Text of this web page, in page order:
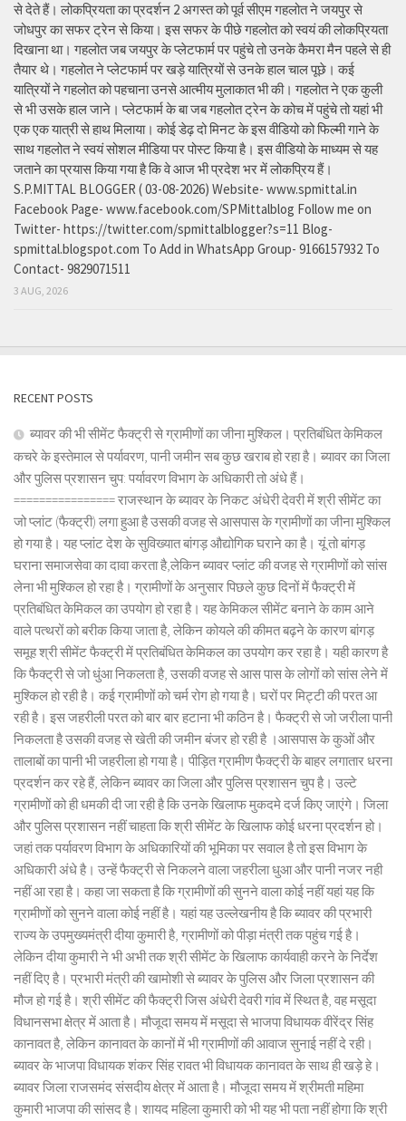
से देते हैं। लोकप्रियता का प्रदर्शन 2 अगस्त को पूर्व सीएम गहलोत ने जयपुर से
जोधपुर का सफर ट्रेन से किया। इस सफर के पीछे गहलोत को स्वयं की लोकप्रियता
दिखाना था। गहलोत जब जयपुर के प्लेटफार्म पर पहुंचे तो उनके कैमरा मैन पहले से ही
तैयार थे। गहलोत ने प्लेटफार्म पर खड़े यात्रियों से उनके हाल चाल पूछे। कई
यात्रियों ने गहलोत को पहचाना उनसे आत्मीय मुलाकात भी की। गहलोत ने एक कुली
से भी उसके हाल जाने। प्लेटफार्म के बा जब गहलोत ट्रेन के कोच में पहुंचे तो यहां भी
एक एक यात्री से हाथ मिलाया। कोई डेढ़ दो मिनट के इस वीडियो को फिल्मी गाने के
साथ गहलोत ने स्वयं सोशल मीडिया पर पोस्ट किया है। इस वीडियो के माध्यम से यह
जताने का प्रयास किया गया है कि वे आज भी प्रदेश भर में लोकप्रिय हैं।
S.P.MITTAL BLOGGER ( 03-08-2026) Website- www.spmittal.in
Facebook Page- www.facebook.com/SPMittalblog Follow me on
Twitter- https://twitter.com/spmittalblogger?s=11 Blog-
spmittal.blogspot.com To Add in WhatsApp Group- 9166157932 To
Contact- 9829071511
3 AUG, 2026
RECENT POSTS
ब्यावर की भी सीमेंट फैक्ट्री से ग्रामीणों का जीना मुश्किल। प्रतिबंधित केमिकल
कचरे के इस्तेमाल से पर्यावरण, पानी जमीन सब कुछ खराब हो रहा है। ब्यावर का जिला
और पुलिस प्रशासन चुप: पर्यावरण विभाग के अधिकारी तो अंधे हैं।
================ राजस्थान के ब्यावर के निकट अंधेरी देवरी में श्री सीमेंट का
जो प्लांट (फैक्ट्री) लगा हुआ है उसकी वजह से आसपास के ग्रामीणों का जीना मुश्किल
हो गया है। यह प्लांट देश के सुविख्यात बांगड़ औद्योगिक घराने का है। यूं तो बांगड़
घराना समाजसेवा का दावा करता है,लेकिन ब्यावर प्लांट की वजह से ग्रामीणों को सांस
लेना भी मुश्किल हो रहा है। ग्रामीणों के अनुसार पिछले कुछ दिनों में फैक्ट्री में
प्रतिबंधित केमिकल का उपयोग हो रहा है। यह केमिकल सीमेंट बनाने के काम आने
वाले पत्थरों को बरीक किया जाता है, लेकिन कोयले की कीमत बढ़ने के कारण बांगड़
समूह श्री सीमेंट फैक्ट्री में प्रतिबंधित केमिकल का उपयोग कर रहा है। यही कारण है
कि फैक्ट्री से जो धुंआ निकलता है, उसकी वजह से आस पास के लोगों को सांस लेने में
मुश्किल हो रही है। कई ग्रामीणों को चर्म रोग हो गया है। घरों पर मिट्टी की परत आ
रही है। इस जहरीली परत को बार बार हटाना भी कठिन है। फैक्ट्री से जो जरीला पानी
निकलता है उसकी वजह से खेती की जमीन बंजर हो रही है ।आसपास के कुओं और
तालाबों का पानी भी जहरीला हो गया है। पीड़ित ग्रामीण फैक्ट्री के बाहर लगातार धरना
प्रदर्शन कर रहे हैं, लेकिन ब्यावर का जिला और पुलिस प्रशासन चुप है। उल्टे
ग्रामीणों को ही धमकी दी जा रही है कि उनके खिलाफ मुकदमे दर्ज किए जाएंगे। जिला
और पुलिस प्रशासन नहीं चाहता कि श्री सीमेंट के खिलाफ कोई धरना प्रदर्शन हो।
जहां तक पर्यावरण विभाग के अधिकारियों की भूमिका पर सवाल है तो इस विभाग के
अधिकारी अंधे है। उन्हें फैक्ट्री से निकलने वाला जहरीला धुआ और पानी नजर नही
नहीं आ रहा है। कहा जा सकता है कि ग्रामीणों की सुनने वाला कोई नहीं यहां यह कि
ग्रामीणों को सुनने वाला कोई नहीं है। यहां यह उल्लेखनीय है कि ब्यावर की प्रभारी
राज्य के उपमुख्यमंत्री दीया कुमारी है, ग्रामीणों को पीड़ा मंत्री तक पहुंच गई है।
लेकिन दीया कुमारी ने भी अभी तक श्री सीमेंट के खिलाफ कार्यवाही करने के निर्देश
नहीं दिए है। प्रभारी मंत्री की खामोशी से ब्यावर के पुलिस और जिला प्रशासन की
मौज हो गई है। श्री सीमेंट की फैक्ट्री जिस अंधेरी देवरी गांव में स्थित है, वह मसूदा
विधानसभा क्षेत्र में आता है। मौजूदा समय में मसूदा से भाजपा विधायक वीरेंद्र सिंह
कानावत है, लेकिन कानावत के कानों में भी ग्रामीणों की आवाज सुनाई नहीं दे रही।
ब्यावर के भाजपा विधायक शंकर सिंह रावत भी विधायक कानावत के साथ ही खड़े हे।
ब्यावर जिला राजसमंद संसदीय क्षेत्र में आता है। मौजूदा समय में श्रीमती महिमा
कुमारी भाजपा की सांसद है। शायद महिला कुमारी को भी यह भी पता नहीं होगा कि श्री